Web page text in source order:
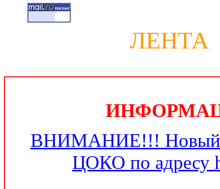
ЛЕНТА
ВНИМАНИЕ!!! Новый
ЦОКО по адресу